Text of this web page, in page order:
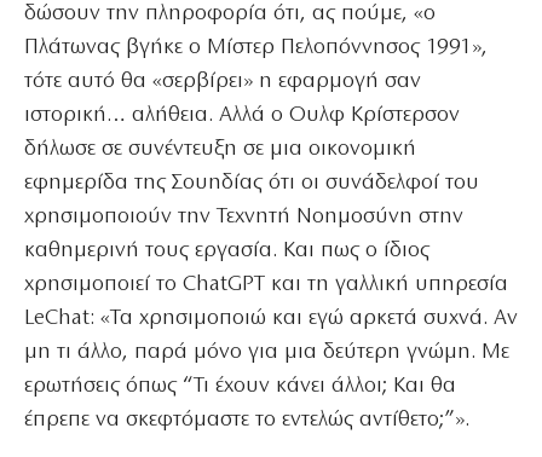
δώσουν την πληροφορία ότι, ας πούμε, «ο
Πλάτωνας βγήκε ο Μίστερ Πελοπόννησος 1991»,
τότε αυτό θα «σερβίρει» η εφαρμογή σαν
ιστορική… αλήθεια. Αλλά ο Ουλφ Κρίστερσον
δήλωσε σε συνέντευξη σε μια οικονομική
εφημερίδα της Σουηδίας ότι οι συνάδελφοί του
χρησιμοποιούν την Τεχνητή Νοημοσύνη στην
καθημερινή τους εργασία. Και πως ο ίδιος
χρησιμοποιεί το ChatGPT και τη γαλλική υπηρεσία
LeChat: «Τα χρησιμοποιώ και εγώ αρκετά συχνά. Αν
μη τι άλλο, παρά μόνο για μια δεύτερη γνώμη. Με
ερωτήσεις όπως “Τι έχουν κάνει άλλοι; Και θα
έπρεπε να σκεφτόμαστε το εντελώς αντίθετο;”».